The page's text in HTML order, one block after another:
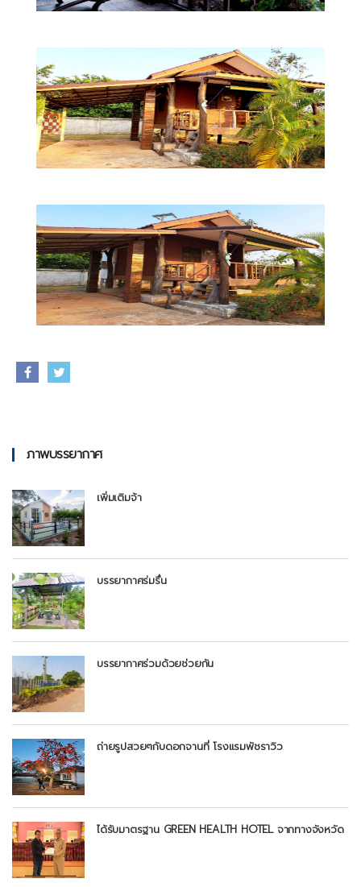
ภาพบรรยากาศ
เพิ่มเติมจ้า
บรรยากาศร่มรื่น
บรรยากาศร่วมด้วยช่วยกัน
ถ่ายรูปสวยๆกับดอกจานที่ โรงแรมพัชราวิว
ได้รับมาตรฐาน GREEN HEALTH HOTEL จากทางจังหวัด